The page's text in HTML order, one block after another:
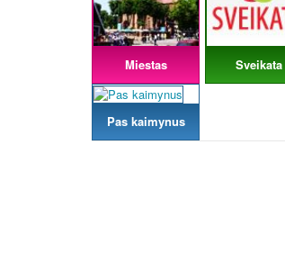
Miestas Sveikata
Pas kaimynus